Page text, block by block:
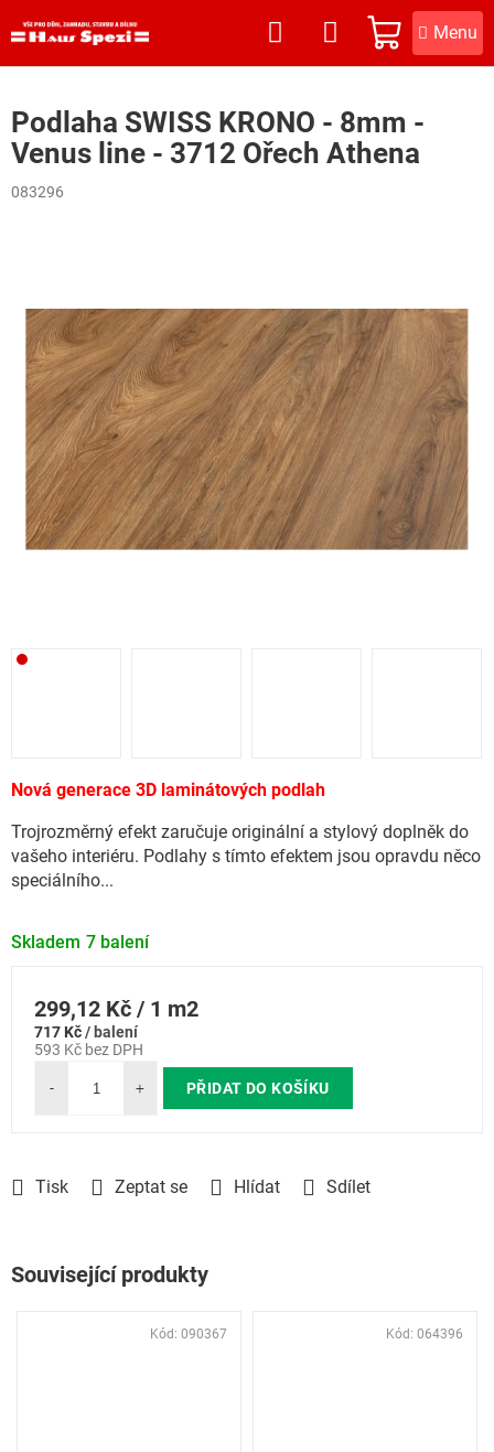
na
NÁKUPNÍ
KOŠÍK
Podlaha SWISS KRONO - 8mm -
Venus line - 3712 Ořech Athena
083296
Skladem 7 balení
Nová generace 3D laminátových podlah
Trojrozměrný efekt zaručuje originální a stylový doplněk do
vašeho interiéru. Podlahy s tímto efektem jsou opravdu něco
speciálního...
Tisk Zeptat se Hlídat Sdílet
717 Kč/ balení
593 Kč bez DPH
Měrná
cena:
299,12 Kč / 1 m2
PŘIDAT DO KOŠÍKU
Související produkty
Kód: 090367 Kód: 064396